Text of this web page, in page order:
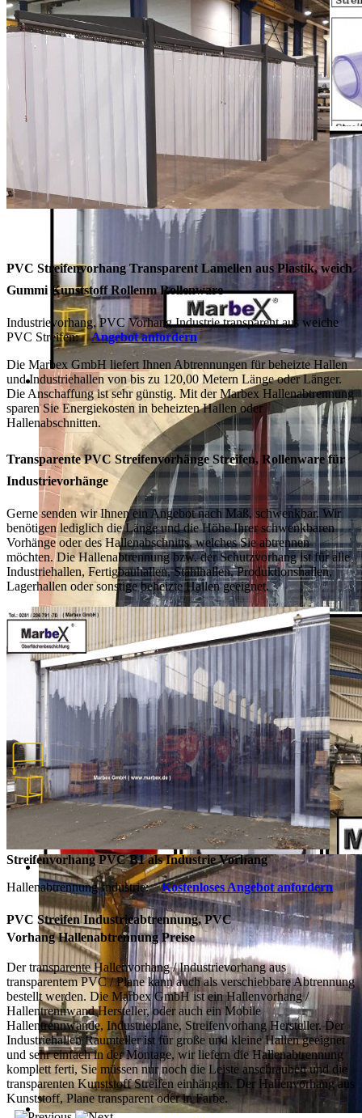
PVC Streifenvorhang Transparent Lamellen aus Plastik, weich
Gummi Kunststoff Rollenm Rollenware
Industrievorhang, PVC Vorhang Industrie transparent aus weiche
PVC Streifen:
Angebot anfordern
Die Marbex GmbH liefert Ihnen Abtrennungen für beheizte Hallen
und Industriehallen von bis zu 120,00 Metern Länge oder Länger.
Die Anschaffung ist sehr günstig. Mit der Marbex Hallenabtrennung
sparen Sie Energiekosten in beheizten Hallen oder
Hallenabschnitten.
Transparente PVC Streifenvorhänge Streifen, Rollenware für
Industrievorhänge
Gerne senden wir Ihnen ein Angebot nach Maß, schwenkbar. Wir
benötigen lediglich die Länge und die Höhe Ihrer schwenkbaren
Vorhänge oder des Hallenabschnitts, welches Sie abtrennen
möchten. Die Hallenabtrennung bzw. der Schutzvorhang ist für alle
Industriehallen, Fertigbauhallen, Stahlhallen, Produktionshallen,
Lagerhallen oder sonstige beheizte Hallen geeignet.
Streifenvorhang PVC B1 als Industrie Vorhang
Hallenabtrennung Industrie:
Kostenloses Angebot anfordern
PVC Streifen Industrieabtrennung, PVC
VorhangHallenabtrennung Preise
Der transparente Hallenvorhang / Industrievorhang aus
transparentem PVC / Plane kann auch als verschiebbare Abtrennung
bestellt werden. Die Marbex GmbH ist ein Hallenvorhang /
Hallentrennwand Hersteller, oder auch ein Mobile
Hallentrennwände, Industrieplane, Streifenvorhang Hersteller. Der
Industriehallen Raumteiler ist für große und kleine Hallen geeignet
und sehr einfach in der Montage, wir liefern die Hallenabtrennung
komplett ferti, Sie müssen nur noch die Leiste anschrauben und die
transparenten Kunststoff Streifen einhängen. Der Hallenvorhang aus
Kunststoff, Plane transparent oder in Farbe.